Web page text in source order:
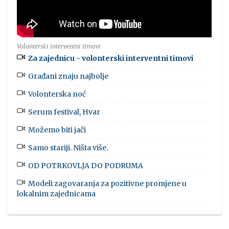
Volonterski interventni timovi
Za zajednicu - volonterski interventni timovi
Građani znaju najbolje
Volonterska noć
Serum festival, Hvar
Možemo biti jači
Samo stariji. Ništa više.
OD POTRKOVLJA DO PODRUMA
Modeli zagovaranja za pozitivne promjene u
lokalnim zajednicama